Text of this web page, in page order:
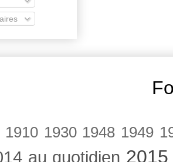
1910 1930 1948 1949
au quotidien